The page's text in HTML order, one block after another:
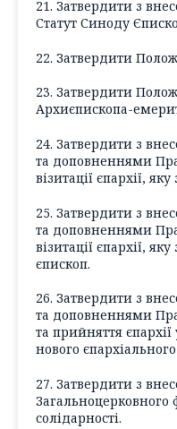
21. Затвердити з
Статут Синоду
22. Затвердити
23. Затвердити
Архиєпископа-
24. Затвердити з
та доповненнями
візитації єпархії,
25. Затвердити з
та доповненнями
візитації єпархії,
єпископ.
26. Затвердити з
та доповненнями
та прийняття
нового
27. Затвердити з
солідарності.